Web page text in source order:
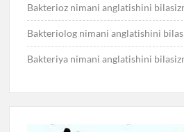
Bakterioz nimani anglatishini
Bakteriolog nimani anglatishini
Bakteriya nimani anglatishini